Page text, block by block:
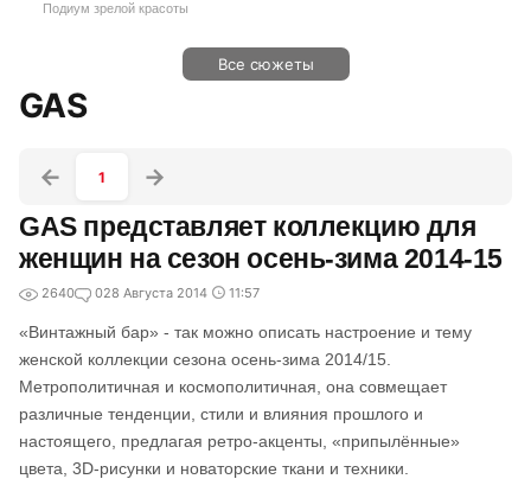
Подиум зрелой красоты
Все сюжеты
GAS
1
GAS представляет коллекцию для
женщин на сезон осень-зима 2014-15
2640 028 Августа 2014 11:57
«Винтажный бар» - так можно описать настроение и тему
женской коллекции сезона осень-зима 2014/15.
Метрополитичная и космополитичная, она совмещает
различные тенденции, стили и влияния прошлого и
настоящего, предлагая ретро-акценты, «припылённые»
цвета, 3D-рисунки и новаторские ткани и техники.